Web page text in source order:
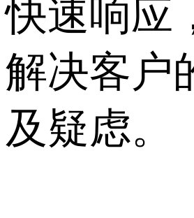
快速响应
解决客户
及疑虑。